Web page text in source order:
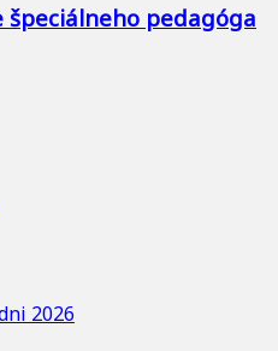
špeciálneho pedagóga
2026